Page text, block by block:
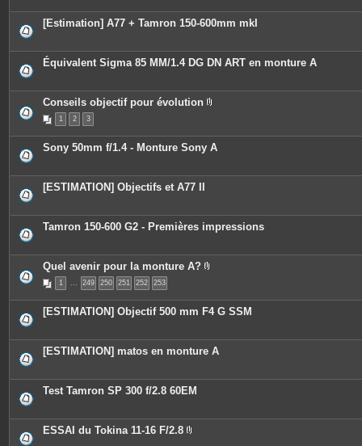
[Estimation] A77 + Tamron 150-600mm mkI
Équivalent Sigma 85 MM/1.4 DG DN ART en monture A
Conseils objectif pour évolution
c
e
o
e
s
1 2 3
Sony 50mm f/1.4 - Monture Sony A
[ESTIMATION] Objectifs et A77 II
Tamron 150-600 G2 - Premières impressions
Quel avenir pour la monture A?
c
e
o
e
1 … 249 250 251 252 253
[ESTIMATION] Objectif 500 mm F4 G SSM
[ESTIMATION] matos en monture A
Test Tamron SP 300 f/2.8 60EM
ESSAI du Tokina 11-16 F/2.8